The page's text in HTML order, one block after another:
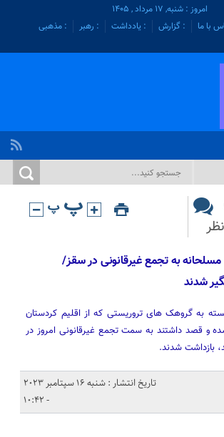
امروز : شنبه, ۱۷ مرداد , ۱۴۰۵
با ما : گزارش : یادداشت : رهبر
: مذهبی
نظر
به تجمع غیرقانونی در سقز/
شدند
به گروهک های تروریستی که از اقلیم کردستان
و قصد داشتند به سمت تجمع غیرقانونی امروز در
بازداشت شدند.
تاریخ انتشار : شنبه 16 سپتامبر 2023
- 10:42